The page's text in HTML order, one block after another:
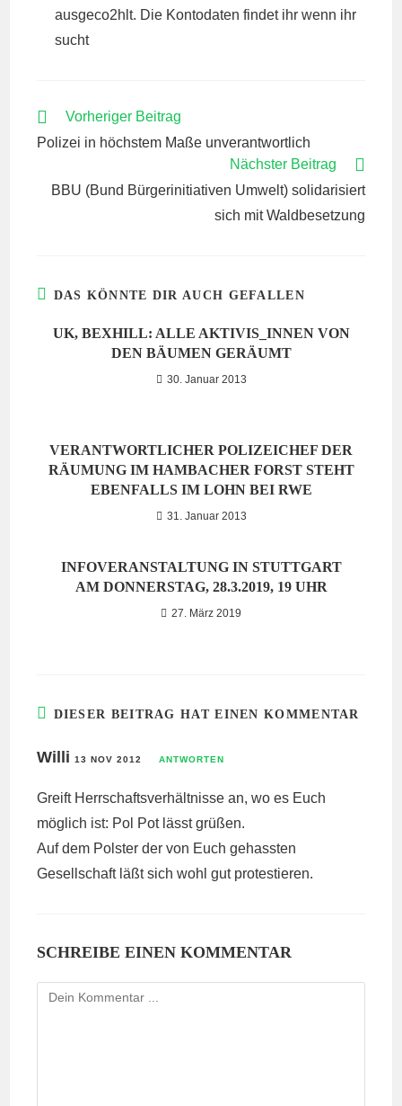
ausgeco2hlt. Die Kontodaten findet ihr wenn ihr
sucht
WEITERE
ANSEHEN
Vorheriger Beitrag
Polizei in höchstem Maße unverantwortlich
Nächster Beitrag
BBU (Bund Bürgerinitiativen Umwelt) solidarisiert
sich mit Waldbesetzung
DAS KÖNNTE DIR AUCH GEFALLEN
UK, BEXHILL: ALLE AKTIVIS_INNEN VON
DEN BÄUMEN GERÄUMT
30. Januar 2013
VERANTWORTLICHER POLIZEICHEF DER
RÄUMUNG IM HAMBACHER FORST STEHT
EBENFALLS IM LOHN BEI RWE
31. Januar 2013
INFOVERANSTALTUNG IN STUTTGART
AM DONNERSTAG, 28.3.2019, 19 UHR
27. März 2019
DIESER BEITRAG HAT EINEN KOMMENTAR
Willi13 NOV 2012 ANTWORTEN
Greift Herrschaftsverhältnisse an, wo es Euch
möglich ist: Pol Pot lässt grüßen.
Auf dem Polster der von Euch gehassten
Gesellschaft läßt sich wohl gut protestieren.
SCHREIBE EINEN KOMMENTAR
Kommentieren